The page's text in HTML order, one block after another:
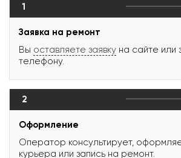
1
Заявка на ремонт
Вы оставляете заявку на сайте или
телефону.
2
Оформление
Оператор консультирует,
курьера или запись на ремонт.